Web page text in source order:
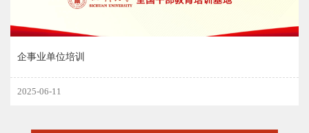
企事业单位培训
2025-06-11